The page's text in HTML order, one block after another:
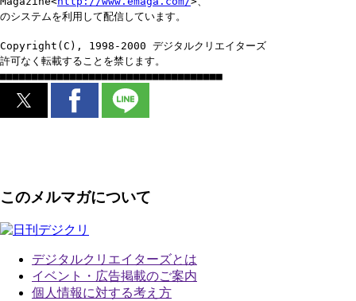
のシステムを利用して配信しています。
Copyright(C), 1998-2000 デジタルクリエイターズ
許可なく転載することを禁じます。
■■■■■■■■■■■■■■■■■■■■■■■■■■■■■■■■■■■
このメルマガについて
デジタルクリエイターズとは
イベント・広告掲載のご案内
個人情報に対する考え方